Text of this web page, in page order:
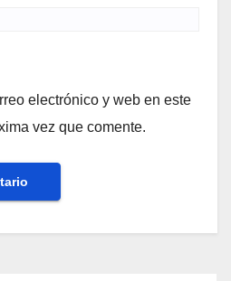
electrónico y web en este
vez que comente.